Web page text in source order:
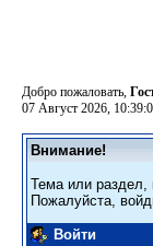
Добро пожаловать,
07 Август 2026,
Внимание!
Тема или раздел,
Пожалуйста,
Войти